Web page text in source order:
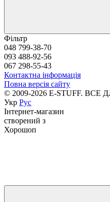
Фільтр
048 799-38-70
093 488-92-56
067 298-55-43
Контактна інформація
Повна версія сайту
© 2009-2026 E-STUFF.
Укр Рус
Інтернет-магазин
створений з
Хорошоп